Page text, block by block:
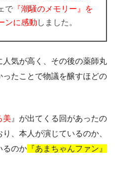
で 『潮騒のメモリー』を
ンに感動 しました。
人気が高く、その後の薬師丸
たことで物議を醸すほどの
美 』が出てくる回があったの
、本人が演じているのか、
るのか 『あまちゃんファン』